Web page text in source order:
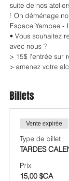
suite de nos
! On déménage
Espace Yambae -
• Vous souhaitez
avec nous ?
> 15$ l'entrée sur
> amenez votre
Billets
Vente expirée
Type de billet
TARDES
Prix
15,00 $CA